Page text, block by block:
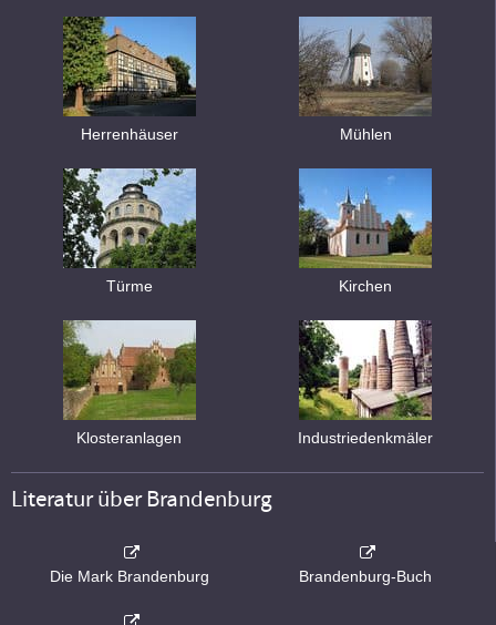
Herrenhäuser Mühlen
Türme Kirchen
Klosteranlagen Industriedenkmäler
Literatur über Brandenburg
Die Mark Brandenburg Brandenburg-Buch